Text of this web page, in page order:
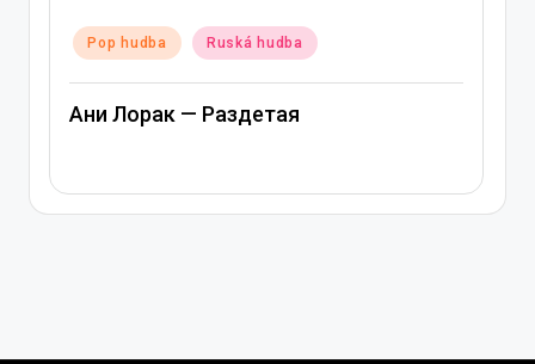
Posted
in
Pop hudba Ruská hudba
Ани Лорак — Лабиринт